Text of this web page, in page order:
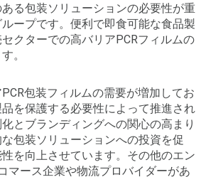
る包装ソリューションの必要性が重
ープです。便利で即食可能な食品製
クターでの高バリアPCRフィルムの
。
包装フィルムの需要が増加してお
を保護する必要性によって推進され
とブランディングへの関心の高まり
包装ソリューションへの投資を促
を向上させています。その他のエン
マース企業や物流プロバイダーがあ